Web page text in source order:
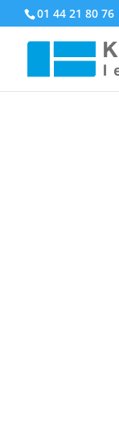
01 44 21 80 76